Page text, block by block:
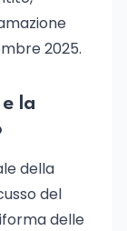
2025.
la
della
del
delle